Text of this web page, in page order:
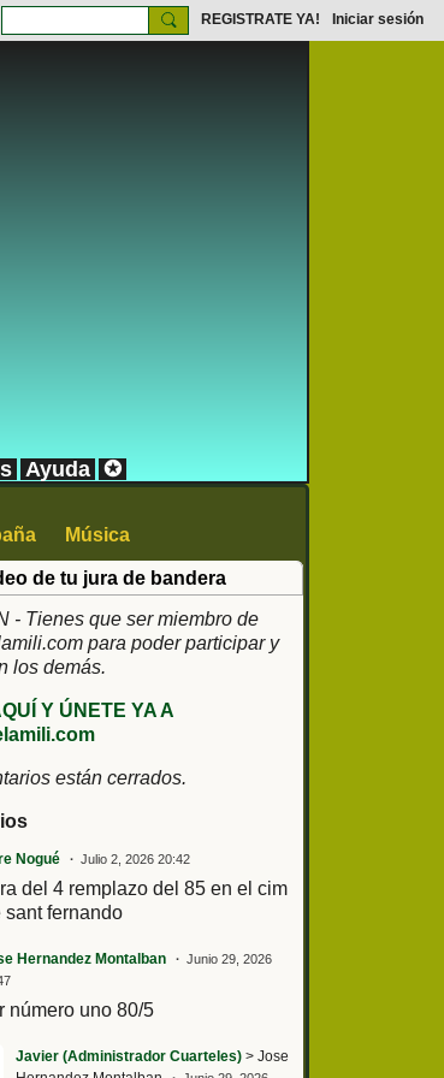
REGISTRATE YA! Iniciar sesión
Ayuda ✪
Música
de tu jura de bandera
- Tienes que ser miembro de
para poder participar y
los demás.
Y ÚNETE YA A
están cerrados.
Nogué Julio 2, 2026 20:42
del 4 remplazo del 85 en el cim
sant fernando
Hernandez Montalban
Junio 29, 2026
número uno 80/5
Javier (Administrador Cuarteles)> Jose